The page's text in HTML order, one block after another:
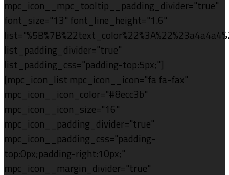
mpc_icon__mpc_tooltip__padding_divider="true"
font_size="13" font_line_height="1.6"
list_padding_divider="true"
list_padding_css="padding-top:5px;"]
[mpc_icon_list mpc_icon__icon="fa fa-fax"
mpc_icon__icon_color="#8ecc3b"
mpc_icon__icon_size="16"
mpc_icon__padding_divider="true"
mpc_icon__padding_css="padding-
top:0px;padding-right:10px;"
mpc_icon__margin_divider="true"